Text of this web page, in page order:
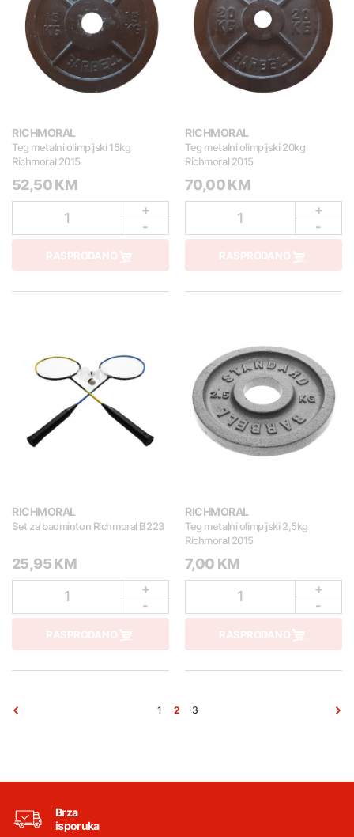
RICHMORAL
Teg metalni olimpijski 15kg
Richmoral 2015
52,50 KM
1
+
-
RASPRODANO
RICHMORAL
Teg metalni olimpijski 20kg
Richmoral 2015
70,00 KM
1
+
-
RASPRODANO
RICHMORAL
Set za badminton Richmoral B223
25,95 KM
1
+
-
RASPRODANO
RICHMORAL
Teg metalni olimpijski 2,5kg
Richmoral 2015
7,00 KM
1
+
-
RASPRODANO
1 2 3
Brza
isporuka